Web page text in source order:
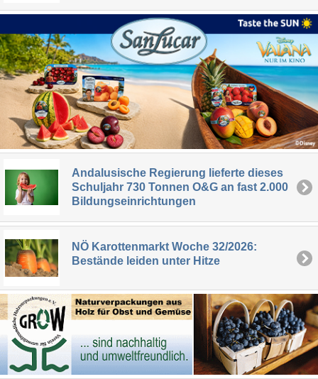
Andalusische Regierung lieferte dieses
Schuljahr 730 Tonnen O&G an fast 2.000
Bildungseinrichtungen
NÖ Karottenmarkt Woche 32/2026:
Bestände leiden unter Hitze